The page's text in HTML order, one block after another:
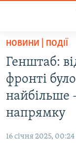
Перейти
основного
матеріалу
Перейти
до
основної
Перейти
РАДІО СВОБОДА
ВСЕ ЗА ДОБУ
СТАТТІ
НОВИНИ | ПОДІЇ
Генштаб:
фронті
найбільше
напрямку
16 січня 2025, 00:24